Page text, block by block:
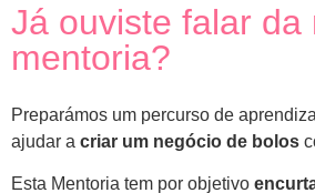
Já ouviste falar da
mentoria?
Preparámos um percurso de
ajudar a criar um negócio de bolos
Esta Mentoria tem por objetivo